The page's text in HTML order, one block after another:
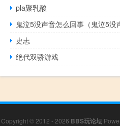
pla聚乳酸
鬼泣5没声音怎么回事（鬼泣5没
史志
绝代双骄游戏
Copyright © 2012 - 2026 BBS玩论坛